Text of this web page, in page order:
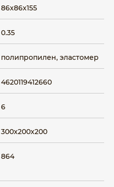
86x86x155
0.35
полипропилен, эластомер
4620119412660
6
300x200x200
864